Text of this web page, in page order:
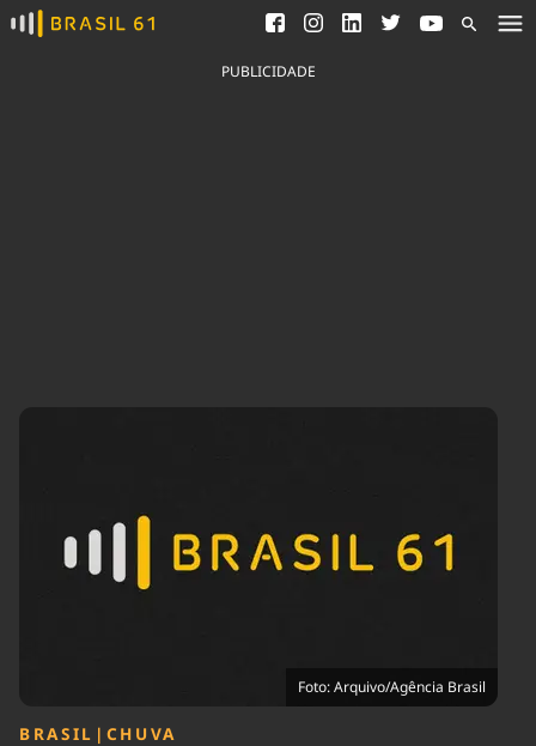
Ver todas as notícias
Saneamento
Indicadores
Tecnologia
Cinema
Infraestrutura
Internacional
PUBLICIDADE
Foto: Arquivo/Agência Brasil
BRASIL | CHUVA